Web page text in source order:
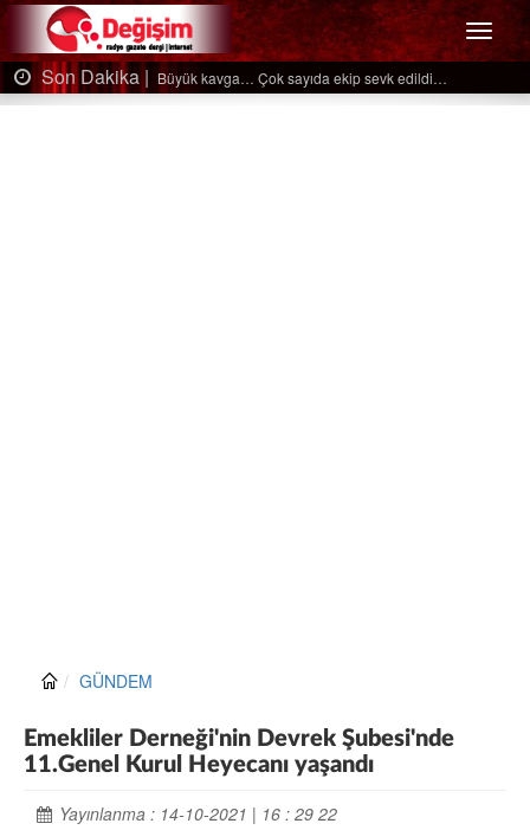
Menü
Son Dakika |Ağaçtan düştü…
GÜNDEM
Emekliler Derneği'nin Devrek Şubesi'nde
11.Genel Kurul Heyecanı yaşandı
Yayınlanma : 14-10-2021 | 16 : 29 22